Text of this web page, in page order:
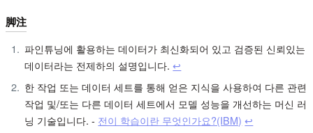
脚注
파인튜닝에 활용하는 데이터가 최신화되어 있고 검증된 신뢰있는
데이터라는 전제하의 설명입니다.↩︎
한 작업 또는 데이터 세트를 통해 얻은 지식을 사용하여 다른 관련
작업 및/또는 다른 데이터 세트에서 모델 성능을 개선하는 머신 러
닝 기술입니다. - 전이 학습이란 무엇인가요?(IBM) ↩︎